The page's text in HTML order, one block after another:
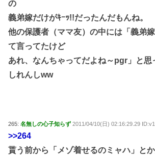
の
義弟嫁だけがｷｰｯ!!だったんだもんね。
他の保護者（ママ友）の中には「義弟
て言ってたけど
あれ、なんちゃってだよね～pgr」と思
しれんしww
265: 名無しの心子知らず 2011/04/10(日) 02:16:29.29
>>264
貰う前から「メゾ着せるのミャハ」と